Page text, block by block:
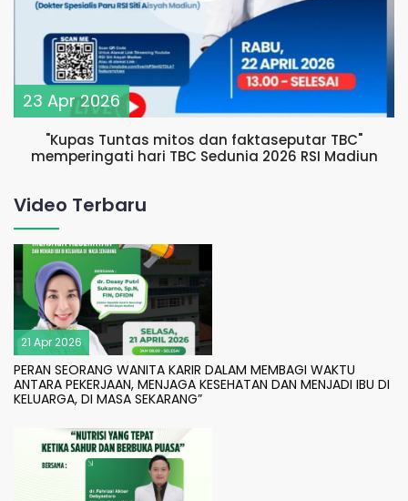
23 Apr 2026
"Kupas Tuntas mitos dan faktaseputar TBC"
memperingati hari TBC Sedunia 2026 RSI Madiun
Video Terbaru
21 Apr 2026
PERAN SEORANG WANITA KARIR DALAM MEMBAGI WAKTU
ANTARA PEKERJAAN, MENJAGA KESEHATAN DAN MENJADI IBU DI
KELUARGA, DI MASA SEKARANG”